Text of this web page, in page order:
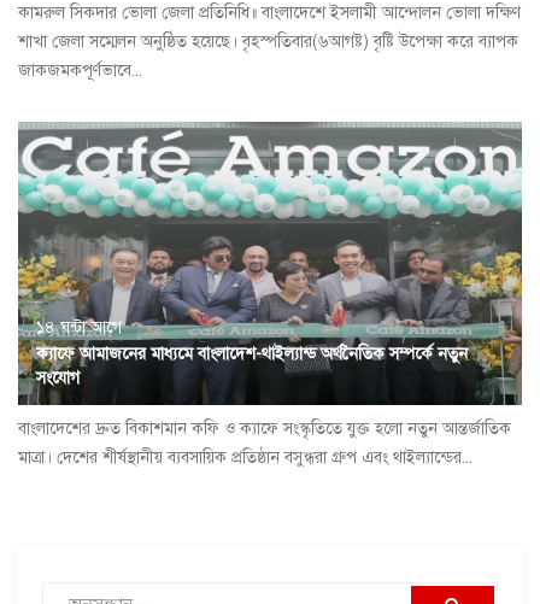
কামরুল সিকদার ভোলা জেলা প্রতিনিধি॥ বাংলাদেশে ইসলামী আন্দোলন ভোলা দক্ষিণ
শাখা জেলা সম্মেলন অনুষ্ঠিত হয়েছে। বৃহস্পতিবার(৬আগষ্ট) বৃষ্টি উপেক্ষা করে ব্যাপক
জাকজমকপূর্ণভাবে...
১৪ ঘন্টা আগে
ক্যাফে আমাজনের মাধ্যমে বাংলাদেশ-থাইল্যান্ড অর্থনৈতিক সম্পর্কে নতুন
সংযোগ
বাংলাদেশের দ্রুত বিকাশমান কফি ও ক্যাফে সংস্কৃতিতে যুক্ত হলো নতুন আন্তর্জাতিক
মাত্রা। দেশের শীর্ষস্থানীয় ব্যবসায়িক প্রতিষ্ঠান বসুন্ধরা গ্রুপ এবং থাইল্যান্ডের...